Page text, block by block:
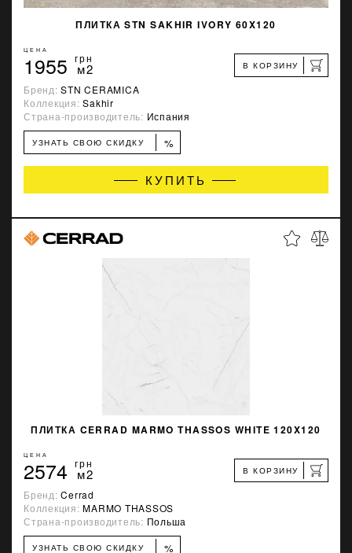
ПЛИТКА STN SAKHIR IVORY 60X120
ЦЕНА
1955 грн
м2 В КОРЗИНУ
Бренд:STN CERAMICA
Коллекция:Sakhir
Страна-производитель: Испания
УЗНАТЬ СВОЮ СКИДКУ %
КУПИТЬ
ПЛИТКА CERRAD MARMO THASSOS WHITE 120X120
ЦЕНА
2574 грн
м2 В КОРЗИНУ
Бренд:Cerrad
Коллекция:MARMO THASSOS
Страна-производитель: Польша
УЗНАТЬ СВОЮ СКИДКУ %